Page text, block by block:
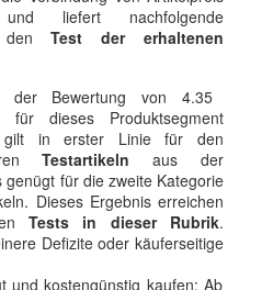
liefert nachfolgende
denTest der erhaltenen
der Bewertung von 4.35
für dieses Produktsegment
gilt in erster Linie für den
Testartikeln aus der
genügt für die zweite Kategorie
Dieses Ergebnis erreichen
Tests in dieser Rubrik.
Defizite oder käuferseitige
und kostengünstig kaufen: Ab